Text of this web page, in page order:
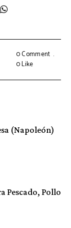
0 Comment
0Like
(Napoleón)
Pescado, Pollo